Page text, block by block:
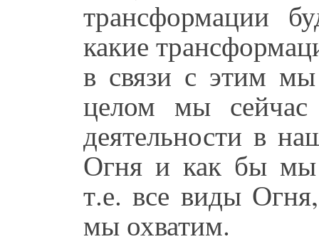
трансформации
какие
в связи с этим
целом мы
деятельности в
Огня и как бы мы
т.е. все виды
мы охватим.